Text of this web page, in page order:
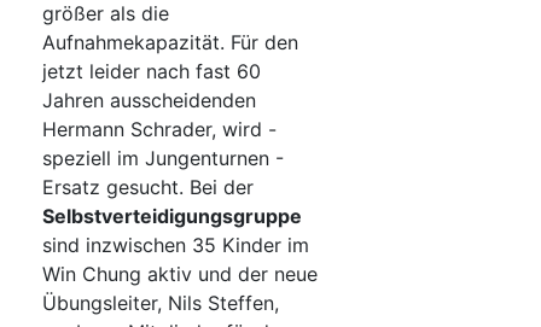
größer als die
Aufnahmekapazität. Für den
jetzt leider nach fast 60
Jahren ausscheidenden
Hermann Schrader, wird -
speziell im Jungenturnen -
Ersatz gesucht. Bei der
Selbstverteidigungsgruppe
sind inzwischen 35 Kinder im
Win Chung aktiv und der neue
Übungsleiter, Nils Steffen,